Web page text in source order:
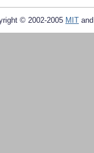
© 2002-2005 MIT